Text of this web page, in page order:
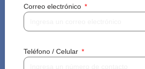
Correo electrónico
Teléfono / Celular